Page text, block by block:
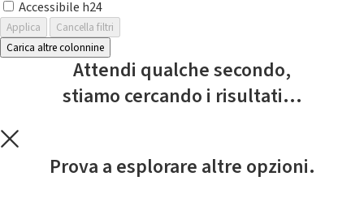
Accessibile h24
Applica
Cancella filtri
Carica altre colonnine
Attendi qualche secondo,
stiamo cercando i risultati...
Prova a esplorare altre opzioni.